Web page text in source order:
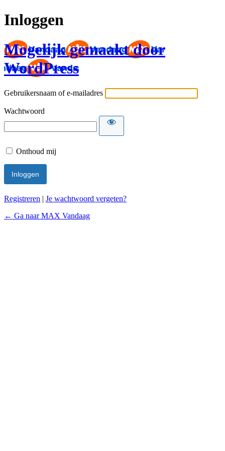
Inloggen
Mogelijk gemaakt door
WordPress
Gebruikersnaam of e-mailadres
Wachtwoord
Onthoud mij
Registreren | Je wachtwoord vergeten?
← Ga naar MAX Vandaag